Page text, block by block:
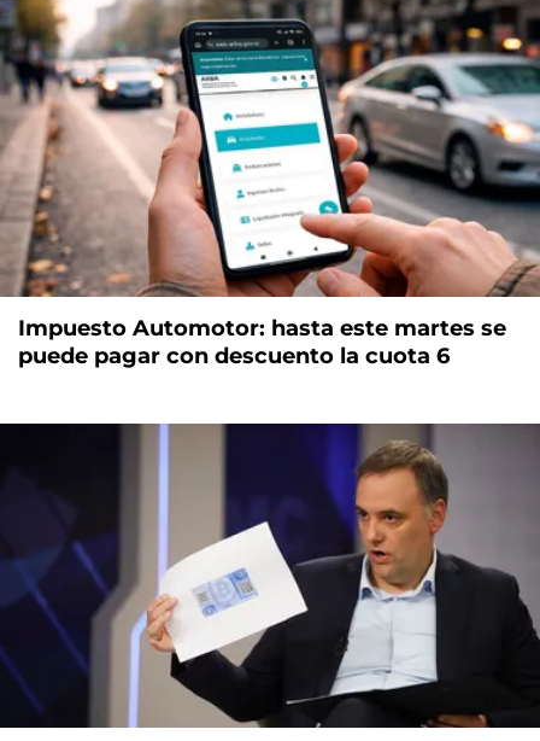
Impuesto Automotor: hasta este martes se
puede pagar con descuento la cuota 6